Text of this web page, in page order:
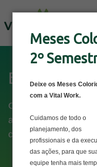
Meses
2º
Deixe os Meses
com a Vital Work.
Cuidamos de todo o
planejamento, dos
profissionais e da
das ações, para que
equipe tenha mais
Blog
Conteúdos sobre
ajudar a cuidar do
colaboradores e da